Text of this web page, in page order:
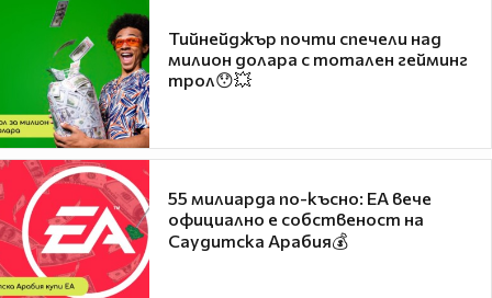
Тийнейджър почти спечели над
милион долара с тотален гейминг
трол😯💥
55 милиарда по-късно: EA вече
официално е собственост на
Саудитска Арабия💰